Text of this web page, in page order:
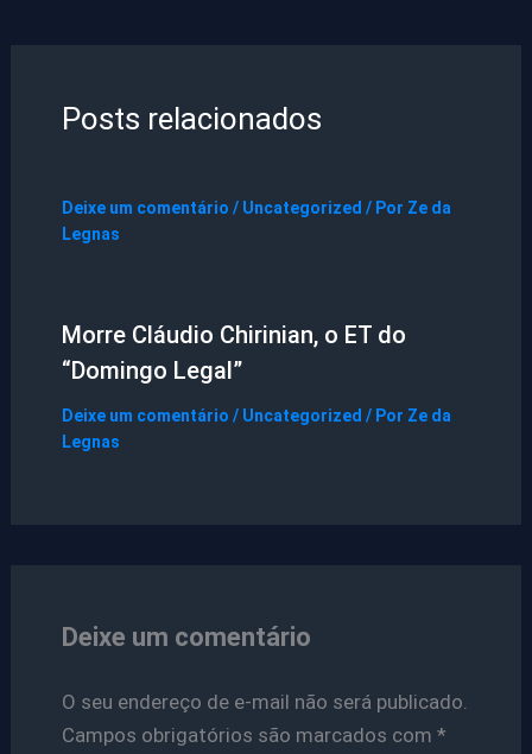
Posts relacionados
Deixe um comentário / Uncategorized / Por Ze da
Legnas
Morre Cláudio Chirinian, o ET do
“Domingo Legal”
Deixe um comentário / Uncategorized / Por Ze da
Legnas
Deixe um comentário
O seu endereço de e-mail não será publicado.
Campos obrigatórios são marcados com *